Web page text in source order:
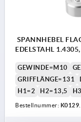
SPANNHEBEL
EDELSTAHL
GEWINDE=M10
GRIFFLÄNGE=131
H1=2
H2=13,5
Bestellnummer: